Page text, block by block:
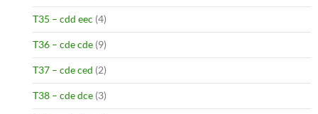
T35 – cdd eec (4)
T36 – cde cde (9)
T37 – cde ced (2)
T38 – cde dce (3)